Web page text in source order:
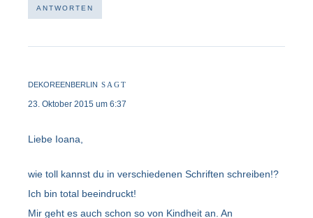
ANTWORTEN
DEKOREENBERLIN SAGT
23. Oktober 2015 um 6:37
Liebe Ioana,
wie toll kannst du in verschiedenen Schriften schreiben!?
Ich bin total beeindruckt!
Mir geht es auch schon so von Kindheit an. An